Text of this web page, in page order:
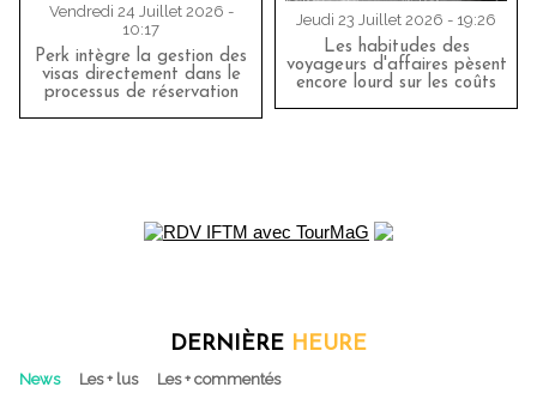
Vendredi 24 Juillet 2026 -
10:17
Perk intègre la gestion des
visas directement dans le
processus de réservation
Jeudi 23 Juillet 2026 - 19:26
Les habitudes des
voyageurs d'affaires pèsent
encore lourd sur les coûts
DERNIÈRE HEURE
News Les + lus Les + commentés